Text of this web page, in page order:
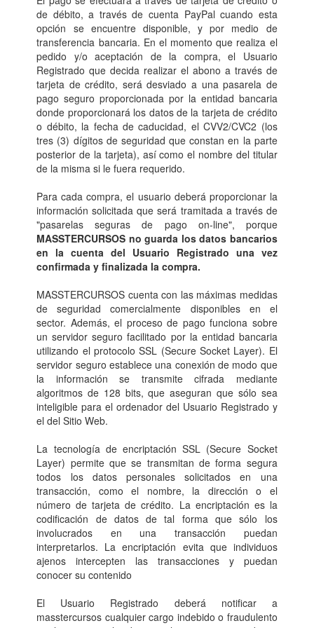
de débito, a través de cuenta PayPal cuando esta
opción se encuentre disponible, y por medio de
transferencia bancaria. En el momento que realiza el
pedido y/o aceptación de la compra, el Usuario
Registrado que decida realizar el abono a través de
tarjeta de crédito, será desviado a una pasarela de
pago seguro proporcionada por la entidad bancaria
donde proporcionará los datos de la tarjeta de crédito
o débito, la fecha de caducidad, el CVV2/CVC2 (los
tres (3) dígitos de seguridad que constan en la parte
posterior de la tarjeta), así como el nombre del titular
de la misma si le fuera requerido.
Para cada compra, el usuario deberá proporcionar la
información solicitada que será tramitada a través de
"pasarelas seguras de pago on-line", porque
MASSTERCURSOS no guarda los datos bancarios
en la cuenta del Usuario Registrado una vez
confirmada y finalizada la compra.
MASSTERCURSOS cuenta con las máximas medidas
de seguridad comercialmente disponibles en el
sector. Además, el proceso de pago funciona sobre
un servidor seguro facilitado por la entidad bancaria
utilizando el protocolo SSL (Secure Socket Layer). El
servidor seguro establece una conexión de modo que
la información se transmite cifrada mediante
algoritmos de 128 bits, que aseguran que sólo sea
inteligible para el ordenador del Usuario Registrado y
el del Sitio Web.
La tecnología de encriptación SSL (Secure Socket
Layer) permite que se transmitan de forma segura
todos los datos personales solicitados en una
transacción, como el nombre, la dirección o el
número de tarjeta de crédito. La encriptación es la
codificación de datos de tal forma que sólo los
involucrados en una transacción puedan
interpretarlos. La encriptación evita que individuos
ajenos intercepten las transacciones y puedan
conocer su contenido
El Usuario Registrado deberá notificar a
masstercursos cualquier cargo indebido o fraudulento